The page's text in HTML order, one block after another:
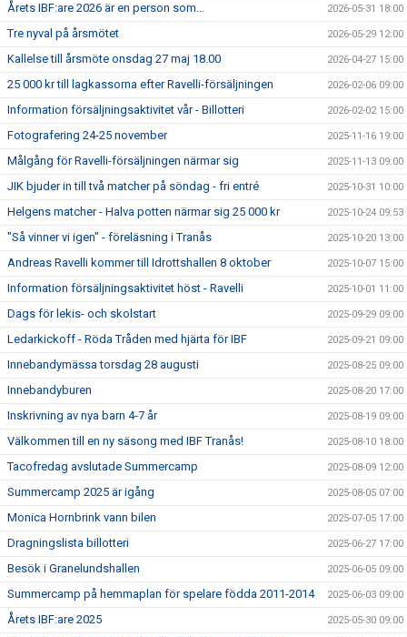
Årets IBF:are 2026 är en person som... 2026-05-31 18:00
Tre nyval på årsmötet 2026-05-29 12:00
Kallelse till årsmöte onsdag 27 maj 18.00 2026-04-27 15:00
25 000 kr till lagkassorna efter Ravelli-försäljningen 2026-02-06 09:00
Information försäljningsaktivitet vår - Billotteri 2026-02-02 15:00
Fotografering 24-25 november 2025-11-16 19:00
Målgång för Ravelli-försäljningen närmar sig 2025-11-13 09:00
JIK bjuder in till två matcher på söndag - fri entré 2025-10-31 10:00
Helgens matcher - Halva potten närmar sig 25 000 kr 2025-10-24 09:53
"Så vinner vi igen" - föreläsning i Tranås 2025-10-20 13:00
Andreas Ravelli kommer till Idrottshallen 8 oktober 2025-10-07 15:00
Information försäljningsaktivitet höst - Ravelli 2025-10-01 11:00
Dags för lekis- och skolstart 2025-09-29 09:00
Ledarkickoff - Röda Tråden med hjärta för IBF 2025-09-21 09:00
Innebandymässa torsdag 28 augusti 2025-08-25 09:00
Innebandyburen 2025-08-20 17:00
Inskrivning av nya barn 4-7 år 2025-08-19 09:00
Välkommen till en ny säsong med IBF Tranås! 2025-08-10 18:00
Tacofredag avslutade Summercamp 2025-08-09 12:00
Summercamp 2025 är igång 2025-08-05 07:00
Monica Hornbrink vann bilen 2025-07-05 17:00
Dragningslista billotteri 2025-06-27 17:00
Besök i Granelundshallen 2025-06-05 09:00
Summercamp på hemmaplan för spelare födda 2011-2014 2025-06-03 09:00
Årets IBF:are 2025 2025-05-30 09:00